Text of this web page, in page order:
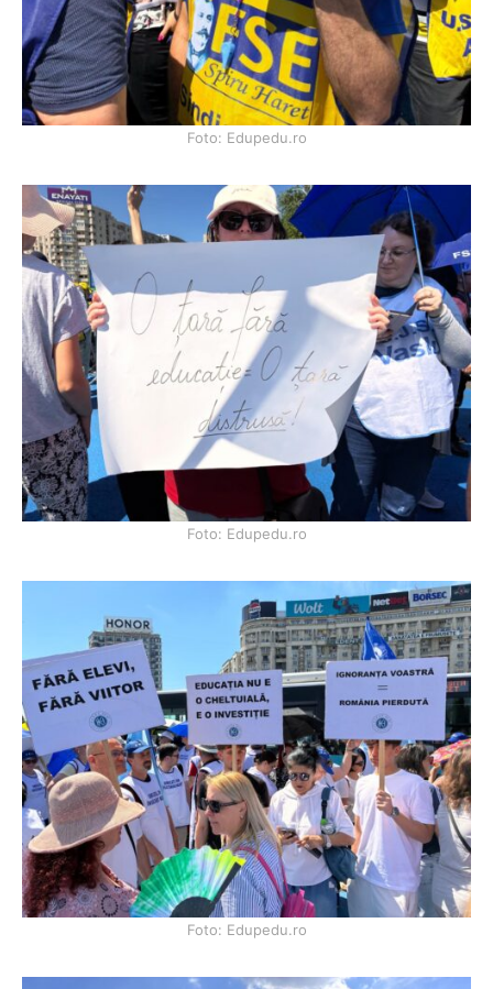
Foto: Edupedu.ro
Foto: Edupedu.ro
Foto: Edupedu.ro